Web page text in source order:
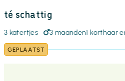
té schattig
3 katertjes 3 maanden1 korthaar
GEPLAATST